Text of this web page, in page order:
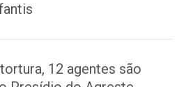
12 agentes são